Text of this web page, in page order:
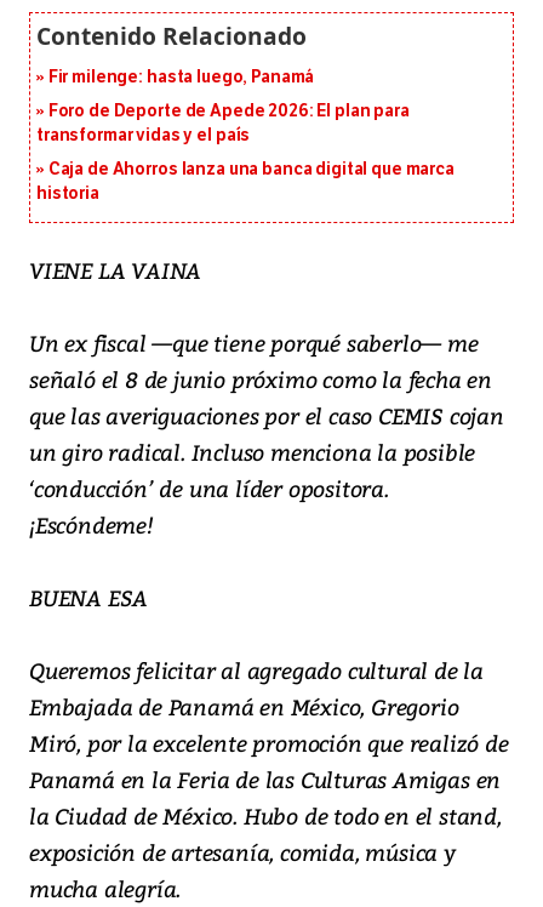
Fir milenge: hasta luego, Panamá
Foro de Deporte de Apede 2026: El plan para
transformar vidas y el país
Caja de Ahorros lanza una banca digital que marca
historia
VIENE LA VAINA
Un ex fiscal —que tiene porqué saberlo— me
señaló el 8 de junio próximo como la fecha en
que las averiguaciones por el caso CEMIS cojan
un giro radical. Incluso menciona la posible
‘conducción’ de una líder opositora.
¡Escóndeme!
BUENA ESA
Queremos felicitar al agregado cultural de la
Embajada de Panamá en México, Gregorio
Miró, por la excelente promoción que realizó de
Panamá en la Feria de las Culturas Amigas en
la Ciudad de México. Hubo de todo en el stand,
exposición de artesanía, comida, música y
mucha alegría.